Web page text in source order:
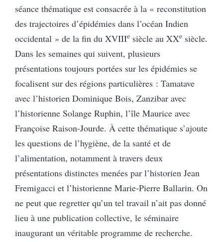
séance thématique est consacrée à la « reconstitution
des trajectoires d’épidémies dans l’océan Indien
occidental » de la fin du XVIIIe siècle au XXe siècle.
Dans les semaines qui suivent, plusieurs
présentations toujours portées sur les épidémies se
focalisent sur des régions particulières : Tamatave
avec l’historien Dominique Bois, Zanzibar avec
l’historienne Solange Ruphin, l’île Maurice avec
Françoise Raison-Jourde. À cette thématique s’ajoute
les questions de l’hygiène, de la santé et de
l’alimentation, notamment à travers deux
présentations distinctes menées par l’historien Jean
Fremigacci et l’historienne Marie-Pierre Ballarin. On
ne peut que regretter qu’un tel travail n’ait pas donné
lieu à une publication collective, le séminaire
inaugurant un véritable programme de recherche.